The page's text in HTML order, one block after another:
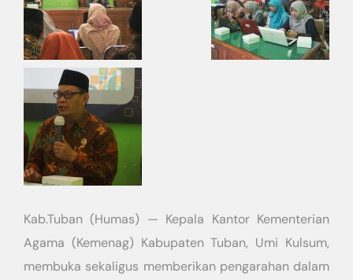
Kab.Tuban (Humas) — Kepala Kantor Kementerian
Agama (Kemenag) Kabupaten Tuban, Umi Kulsum,
membuka sekaligus memberikan pengarahan dalam